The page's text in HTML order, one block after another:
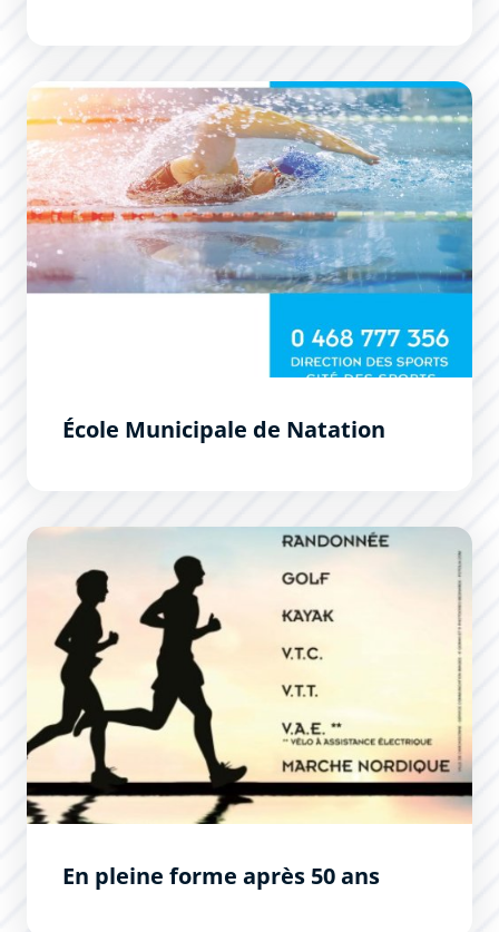
École Municipale de Natation
École Municipale de Natation
En pleine forme après 50 ans
En pleine forme après 50 ans